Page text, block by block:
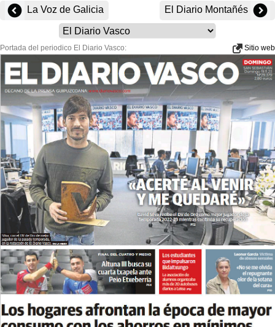
La Voz de Galicia El Diario Montañés
Portada del periodico El Diario Vasco: Sitio web